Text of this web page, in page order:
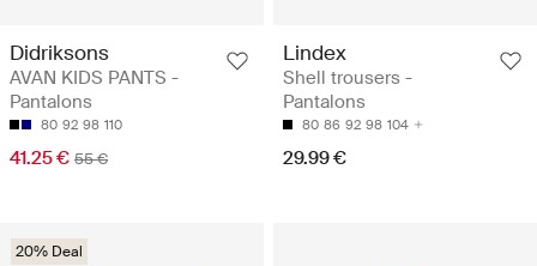
Didriksons
AVAN KIDS PANTS -
Pantalons
80 92 98 110
41.25 € 55 €
Lindex
Shell trousers -
Pantalons
80 86 92 98 104
29.99 €
20% Deal